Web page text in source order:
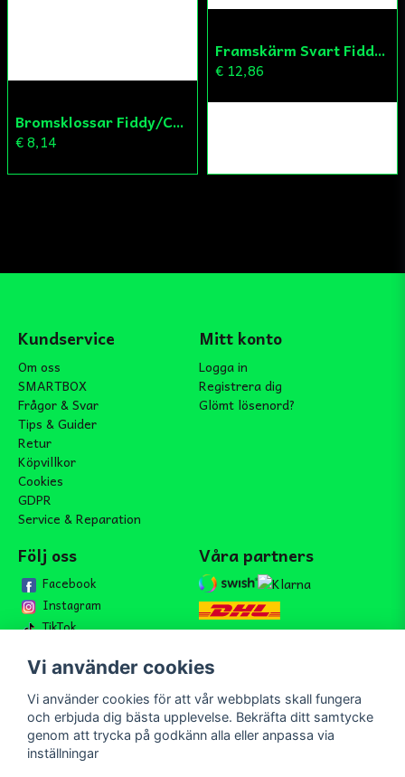
Bromsklossar Fiddy/Cross
€ 8,14
Framskärm Svart Fiddy/Cross
€ 12,86
Kundservice
Om oss
SMARTBOX
Frågor & Svar
Tips & Guider
Retur
Köpvillkor
Cookies
GDPR
Service & Reparation
Mitt konto
Logga in
Registrera dig
Glömt lösenord?
Följ oss
Facebook
Instagram
TikTok
Våra partners
Bli medlem i vårt nyhetsbrev
email
Mejladress Skicka
Vi använder cookies
Vi använder cookies för att vår webbplats skall fungera
och erbjuda dig bästa upplevelse. Bekräfta ditt samtycke
genom att trycka på godkänn alla eller anpassa via
inställningar